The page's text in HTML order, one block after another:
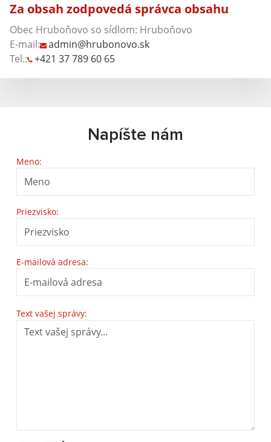
Za obsah zodpovedá správca obsahu
Obec Hruboňovo so sídlom: Hruboňovo
E-mail:
admin@hrubonovo.sk
Tel.: +421 37 789 60 65
Napíšte nám
Meno:
Priezvisko:
E-mailová adresa:
Text vašej správy: